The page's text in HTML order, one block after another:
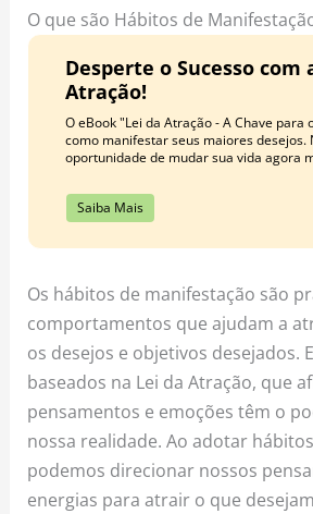
k a
m
O que são Hábitos de
Desperte o Sucesso com
Atração!
O eBook "Lei da Atração - A Chave para
como manifestar seus maiores desejos.
oportunidade de mudar sua vida agora
Saiba Mais
Os hábitos de manifestação são
comportamentos que ajudam a
os desejos e objetivos desejados.
baseados na Lei da Atração, que
pensamentos e emoções têm o
nossa realidade. Ao adotar
podemos direcionar nossos
energias para atrair o que